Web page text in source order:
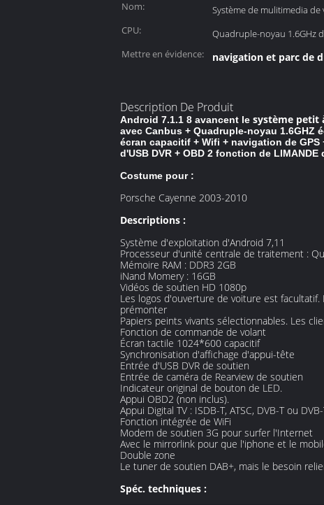
Nom:
Système de mulitimedia de
CPU:
Quadruple-noyau 1.6GHz
Mettre en évidence:
navigation et parc de
Description De Produit
Android 7.1.1 8 avancent le système petit
avec Canbus + Quadruple-noyau 1.6GHZ
écran capacitif + Wifi + navigation de
d'USB DVR + OBD 2 fonction de
Costume pour :
Porsche Cayenne 2003-2010
Descriptions :
Système d'exploitation d'Android 7,11
Processeur d'unité centrale de traitement :
Mémoire RAM : DDR3 2GB
iNand Momery : 16GB
Vidéos de soutien HD 1080p
Les logos d'ouverture de voiture est
prémonter
Papiers peints vivants sélectionnables. Les
Fonction de commande de volant
Écran tactile 1024*600 capacitif
Synchronisation d'affichage d'appui-tête
Entrée d'USB DVR de soutien
Entrée de caméra de Rearview de soutien
Indicateur original de bouton de LED.
Appui OBD2 (non inclus).
Appui Digital TV : ISDB-T, ATSC, DVB-T ou
Fonction intégrée de WiFi
Modem de soutien 3G pour surfer l'Internet
Avec le mirrorlink pour que l'iphone et le
Double zone
Le tuner de soutien DAB+, mais le besoin
Spéc. techniques :